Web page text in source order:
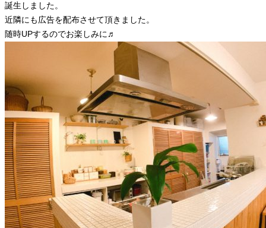
誕生しました。
近隣にも広告を配布させて頂きました。
随時UPするのでお楽しみに♬